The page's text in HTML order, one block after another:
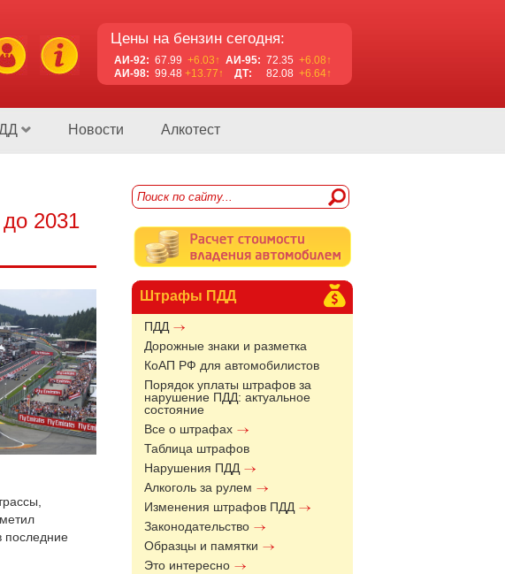
Цены на бензин сегодня:
АИ-92: 67.99 +6.03↑ АИ-95: 72.35 +6.08↑
АИ-98: 99.48 +13.77↑ ДТ: 82.08 +6.64↑
Новости Алкотест
Штрафы ПДД
ПДД
Дорожные знаки и разметка
КоАП РФ для автомобилистов
Порядок уплаты штрафов за
нарушение ПДД: актуальное
состояние
Все о штрафах
Таблица штрафов
Нарушения ПДД
Алкоголь за рулем
Изменения штрафов ПДД
Законодательство
Образцы и памятки
Это интересно
2031
последние